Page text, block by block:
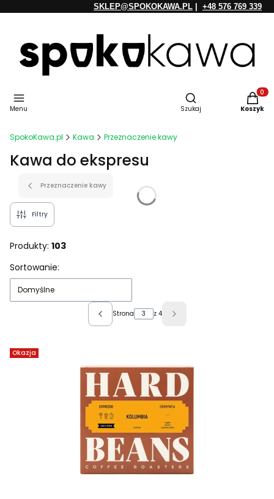
SKLEP@SPOKOKAWA.PL +48 576 769 339
Menu
Otwórz wyszukiwarkę
Szukaj Koszyk
SpokoKawa.pl Kawa Przeznaczenie kawy
Kawa do ekspresu
Przeznaczenie kawy
Filtry
Produkty: 103
Lista produktów
Sortowanie:
Domyślne
Poprzednie produkty
Strona z 4 Następne produkty
Okazja